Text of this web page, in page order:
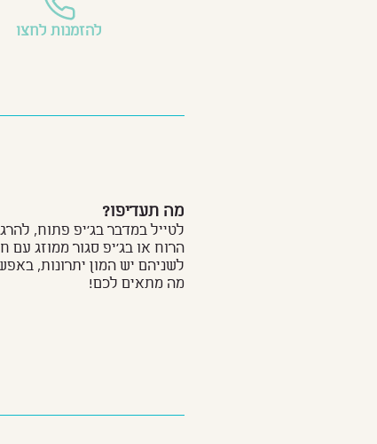
להזמנות לחצו
מה תעדיפו?
לטייל במדבר בג׳יפ פתוח,
הרוח או בג׳יפ סגור ממוזג עם
לשניהם יש המון יתרונות,
מה מתאים לכם!